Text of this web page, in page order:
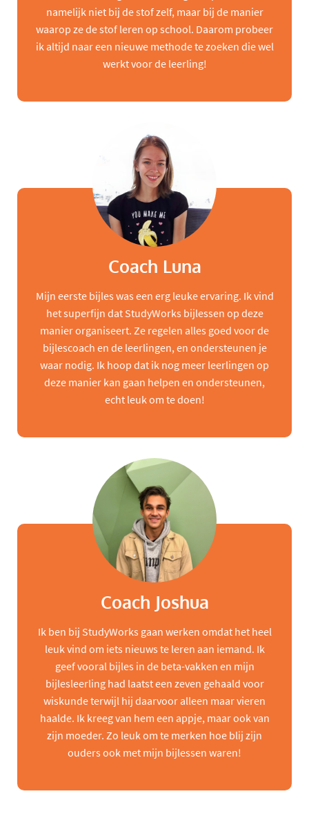
namelijk niet bij de stof zelf, maar bij de manier
waarop ze de stof leren op school. Daarom probeer
ik altijd naar een nieuwe methode te zoeken die wel
werkt voor de leerling!
Coach Luna
Mijn eerste bijles was een erg leuke ervaring. Ik vind
het superfijn dat StudyWorks bijlessen op deze
manier organiseert. Ze regelen alles goed voor de
bijlescoach en de leerlingen, en ondersteunen je
waar nodig. Ik hoop dat ik nog meer leerlingen op
deze manier kan gaan helpen en ondersteunen,
echt leuk om te doen!
Coach Joshua
Ik ben bij StudyWorks gaan werken omdat het heel
leuk vind om iets nieuws te leren aan iemand. Ik
geef vooral bijles in de beta-vakken en mijn
bijlesleerling had laatst een zeven gehaald voor
wiskunde terwijl hij daarvoor alleen maar vieren
haalde. Ik kreeg van hem een appje, maar ook van
zijn moeder. Zo leuk om te merken hoe blij zijn
ouders ook met mijn bijlessen waren!